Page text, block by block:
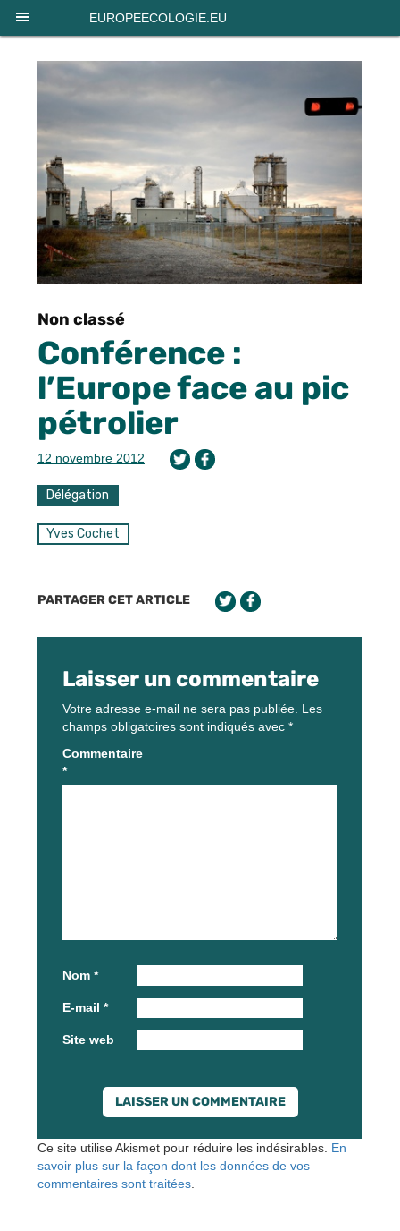
EUROPEECOLOGIE.EU
Non classé
Conférence :
l’Europe face au pic
pétrolier
12 novembre 2012
Délégation
Yves Cochet
PARTAGER CET ARTICLE
Laisser un commentaire
Votre adresse e-mail ne sera pas publiée. Les
champs obligatoires sont indiqués avec *
Commentaire
*
Nom *
E-mail *
Site web
Ce site utilise Akismet pour réduire les indésirables. En
savoir plus sur la façon dont les données de vos
commentaires sont traitées